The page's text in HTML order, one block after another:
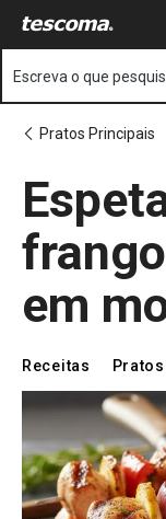
Está na página
Escreva o que
Pratos Principais
em
Receitas